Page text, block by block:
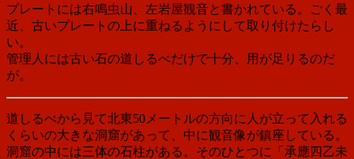
プレートには右鳴虫山、左岩屋観音と書かれている。ごく最
近、古いプレートの上に重ねるようにして取り付けたらし
い。
管理人には古い石の道しるべだけで十分、用が足りるのだ
が。
道しるべから見て北東50メートルの方向に人が立って入れる
くらいの大きな洞窟があって、中に観音像が鎮座している。
洞窟の中には三体の石柱がある。そのひとつに「承應四乙未